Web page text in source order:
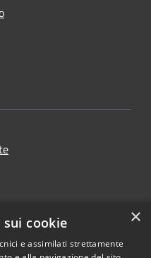
×
cookie
e assimilati strettamente